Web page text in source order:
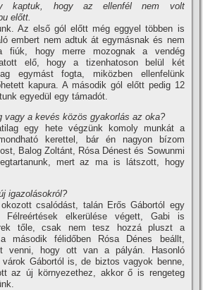
kaptuk, hogy az ellenfél nem volt
előtt.
Az első gól előtt még eggyel többen is
embert nem adtuk át egymásnak és nem
fiúk, hogy merre mozognak a vendég
elő, hogy a tizenhatoson belül két
egymást fogta, miközben ellenfelünk
kapura. A második gól előtt pedig 12
egyedül egy támadót.
vagy a kevés közös gyakorlás az oka?
egy hete végzünk komoly munkát a
kerettel, bár én nagyon bí­zom
Balog Zoltánt, Rósa Dénest és Sowunmi
mert az ma is látszott, hogy
igazolásokról?
csalódást, talán Erős Gábortól egy
elkerülése végett, Gabi is
tőle, csak nem tesz hozzá pluszt a
második félidőben Rósa Dénes beállt,
venni, hogy ott van a pályán. Hasonló
várok Gábortól is, de biztos vagyok benne,
az új környezethez, akkor ő is rengeteg